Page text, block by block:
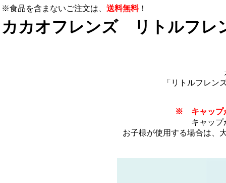
※食品を含まないご注文は、 送料無料！
カカオフレンズ リトルフレ
「リトルフレン
※ キャップ
キャップ
お子様が使用する場合は、